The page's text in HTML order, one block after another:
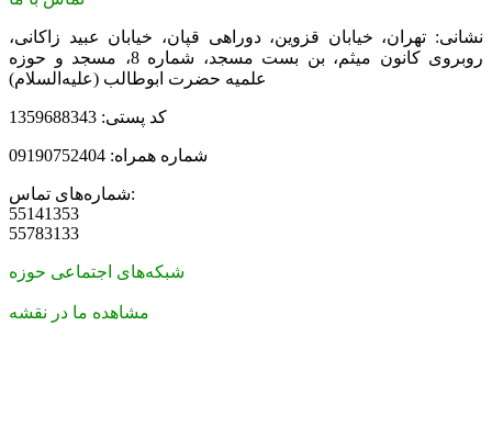
نشانی: تهران، خیابان قزوین، دوراهی قپان، خیابان عبید زاکانی،
روبروی کانون میثم، بن بست مسجد، شماره 8، مسجد و حوزه
علمیه حضرت ابوطالب (علیه‌السلام)
کد پستی: 1359688343
شماره همراه: 09190752404
شماره‌های تماس:
55141353
55783133
شبکه‌های اجتماعی حوزه
مشاهده ما در نقشه